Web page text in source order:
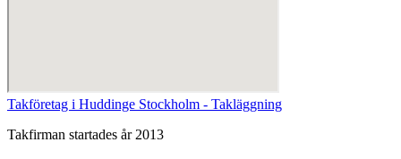
Takföretag i Huddinge Stockholm - Takläggning
Takfirman startades år 2013